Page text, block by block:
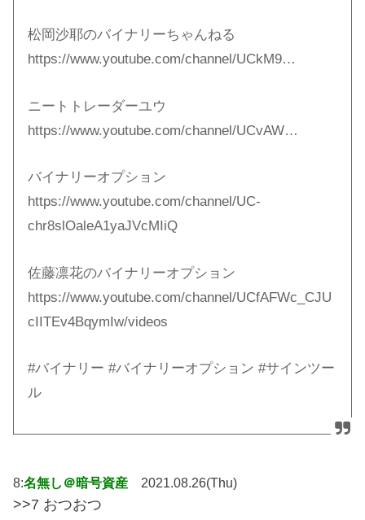
松岡沙耶のバイナリーちゃんねる
https://www.youtube.com/channel/UCkM9…
ニートトレーダーユウ
https://www.youtube.com/channel/UCvAW…
バイナリーオプション
https://www.youtube.com/channel/UC-
chr8slOaleA1yaJVcMIiQ
佐藤凛花のバイナリーオプション
https://www.youtube.com/channel/UCfAFWc_CJU
cIITEv4BqymIw/videos
#バイナリー #バイナリーオプション #サインツー
ル
8:名無し＠暗号資産 2021.08.26(Thu)
>>7 おつおつ